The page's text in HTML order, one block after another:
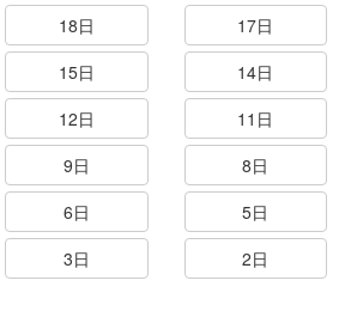
18日
17日
15日
14日
12日
11日
9日
8日
6日
5日
3日
2日